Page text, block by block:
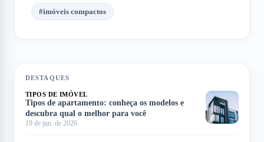
#imóveis compactos
DESTAQUES
TIPOS DE IMÓVEL
Tipos de apartamento: conheça os modelos e
descubra qual o melhor para você
19 de jun. de 2026